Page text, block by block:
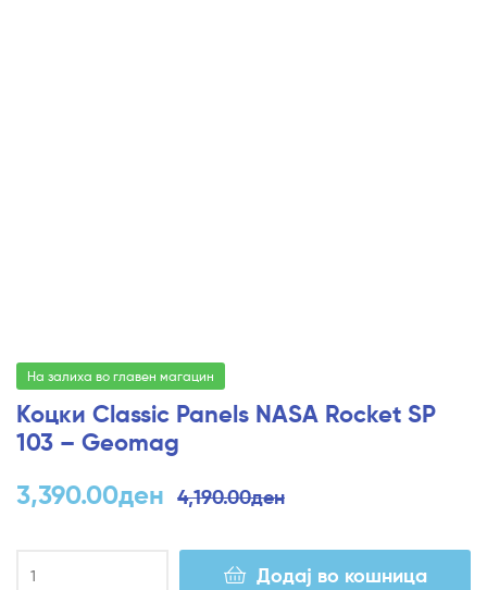
На залиха во главен магацин
Коцки Classic Panels NASA Rocket SP
103 – Geomag
4,190.00ден
3,390.00ден
Додај во кошница